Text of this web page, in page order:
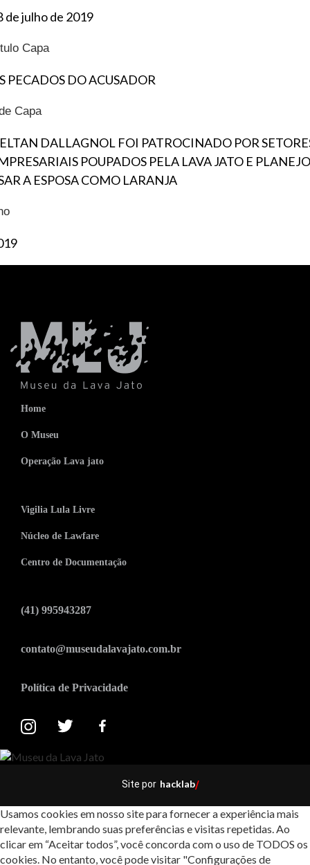
de julho de 2019
Capa
PECADOS DO ACUSADOR
Capa
DALLAGNOL FOI PATROCINADO POR
POUPADOS PELA LAVA JATO E
A ESPOSA COMO LARANJA
Home
O Museu
Operação Lava jato
Vigilia Lula Livre
Núcleo de Lawfare
Centro de Documentação
(41) 995943287
contato@museudalavajato.com.br
Política de Privacidade
Site por hacklab/
Usamos cookies em nosso site para fornecer a experiência mais
relevante, lembrando suas preferências e visitas repetidas. Ao
clicar em “Aceitar todos”, você concorda com o uso de TODOS os
cookies. No entanto, você pode visitar "Configurações de